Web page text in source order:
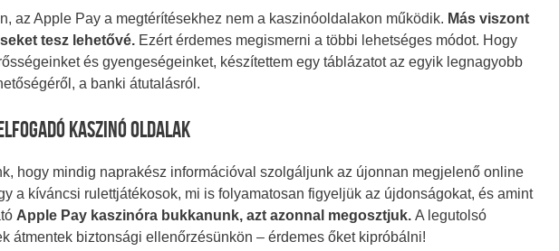
az Apple Pay a megtérítésekhez nem a kaszinóoldalakon működik. Más viszont
tesz lehetővé. Ezért érdemes megismerni a többi lehetséges módot. Hogy
és gyengeségeinket, készítettem egy táblázatot az egyik legnagyobb
a banki átutalásról.
Kaszinó Oldalak
hogy mindig naprakész információval szolgáljunk az újonnan megjelenő online
a kíváncsi rulettjátékosok, mi is folyamatosan figyeljük az újdonságokat, és amint
Apple Pay kaszinóra bukkanunk, azt azonnal megosztjuk. A legutolsó
átmentek biztonsági ellenőrzésünkön – érdemes őket kipróbálni!